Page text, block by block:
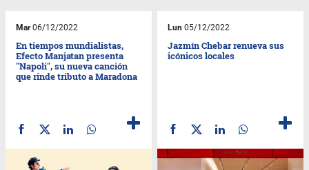
Mar06/12/2022
En tiempos mundialistas,
Efecto Manjatan presenta
"Napoli", su nueva canción
que rinde tributo a Maradona
Lun 05/12/2022
Jazmín Chebar renueva sus
icónicos locales